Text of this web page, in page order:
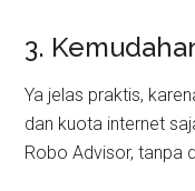
3.
Ya jelas praktis,
dan kuota internet
Robo Advisor, tanpa